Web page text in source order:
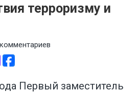
терроризму и
Первый заместитель